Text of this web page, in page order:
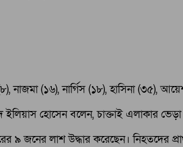
নাজমা (১৬), নার্গিস (১৮), হাসিনা (৩৫),
ইলিয়াস হোসেন বলেন, চাক্তাই এলাকার
৯ জনের লাশ উদ্ধার করেছেন।